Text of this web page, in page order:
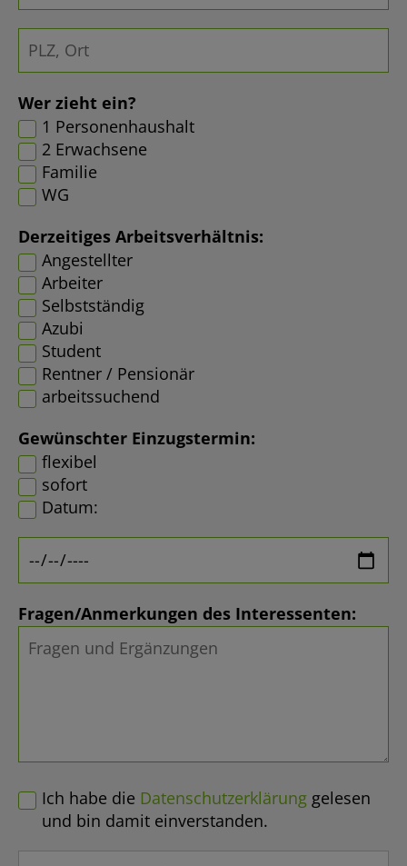
Wer zieht ein?
1 Personenhaushalt
2 Erwachsene
Familie
WG
Derzeitiges Arbeitsverhältnis:
Angestellter
Arbeiter
Selbstständig
Azubi
Student
Rentner / Pensionär
arbeitssuchend
Gewünschter Einzugstermin:
flexibel
sofort
Datum:
Fragen/Anmerkungen des Interessenten:
Ich habe die Datenschutzerklärung gelesen
und bin damit einverstanden.